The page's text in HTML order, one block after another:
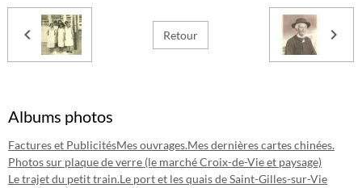
Retour
Albums photos
Factures et PublicitésMes ouvrages.Mes dernières cartes chinées.
Photos sur plaque de verre (le marché Croix-de-Vie et paysage)
Le trajet du petit train.Le port et les quais de Saint-Gilles-sur-Vie